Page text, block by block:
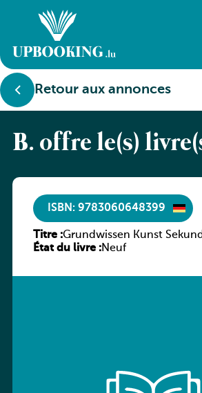
Retour aux annonces
B. offre le(s)
ISBN: 9783060648399
Titre :Grundwissen Kunst
État du livre :Neuf